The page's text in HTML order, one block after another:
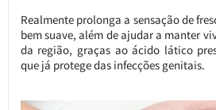
Realmente prolonga a sensação de
bem suave, além de ajudar a manter
da região, graças ao ácido lático
que já protege das infecções genitais.